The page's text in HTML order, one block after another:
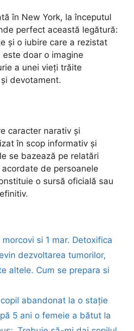
în New York, la începutul
perfect această legătură:
și o iubire care a rezistat
doar o imagine
a unei vieți trăite
devotament.
caracter narativ și
în scop informativ și
se bazează pe relatări
de persoanele
o sursă oficială sau
si 1 mar. Detoxifica
dezvoltarea tumorilor,
altele. Cum se prepara si
abandonat la o stație
5 ani o femeie a bătut la